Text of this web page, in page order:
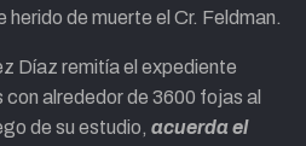
de muerte el Cr. Feldman.
Díaz remitía el expediente
alrededor de 3600 fojas al
de su estudio, acuerda el